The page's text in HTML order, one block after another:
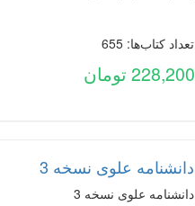
تعداد کتاب‌ها: 655
228,200 تومان
دانشنامه علوی نسخه 3
دانشنامه علوی نسخه 3